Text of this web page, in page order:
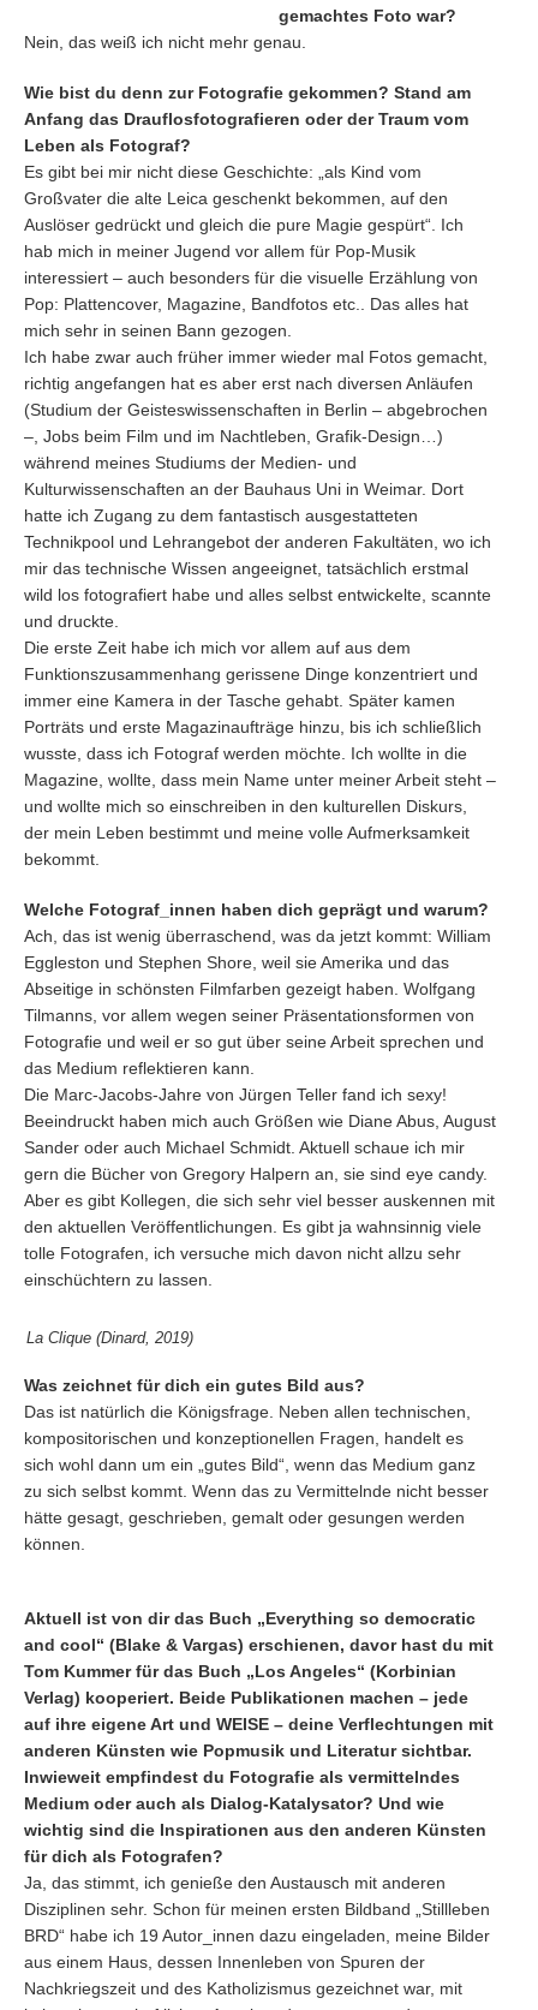
gemachtes Foto war?
Nein, das weiß ich nicht mehr genau.
Wie bist du denn zur Fotografie gekommen? Stand am
Anfang das Drauflosfotografieren oder der Traum vom
Leben als Fotograf?
Es gibt bei mir nicht diese Geschichte: „als Kind vom
Großvater die alte Leica geschenkt bekommen, auf den
Auslöser gedrückt und gleich die pure Magie gespürt“. Ich
hab mich in meiner Jugend vor allem für Pop-Musik
interessiert – auch besonders für die visuelle Erzählung von
Pop: Plattencover, Magazine, Bandfotos etc.. Das alles hat
mich sehr in seinen Bann gezogen.
Ich habe zwar auch früher immer wieder mal Fotos gemacht,
richtig angefangen hat es aber erst nach diversen Anläufen
(Studium der Geisteswissenschaften in Berlin – abgebrochen
–, Jobs beim Film und im Nachtleben, Grafik-Design…)
während meines Studiums der Medien- und
Kulturwissenschaften an der Bauhaus Uni in Weimar. Dort
hatte ich Zugang zu dem fantastisch ausgestatteten
Technikpool und Lehrangebot der anderen Fakultäten, wo ich
mir das technische Wissen angeeignet, tatsächlich erstmal
wild los fotografiert habe und alles selbst entwickelte, scannte
und druckte.
Die erste Zeit habe ich mich vor allem auf aus dem
Funktionszusammenhang gerissene Dinge konzentriert und
immer eine Kamera in der Tasche gehabt. Später kamen
Porträts und erste Magazinaufträge hinzu, bis ich schließlich
wusste, dass ich Fotograf werden möchte. Ich wollte in die
Magazine, wollte, dass mein Name unter meiner Arbeit steht –
und wollte mich so einschreiben in den kulturellen Diskurs,
der mein Leben bestimmt und meine volle Aufmerksamkeit
bekommt.
Welche Fotograf_innen haben dich geprägt und warum?
Ach, das ist wenig überraschend, was da jetzt kommt: William
Eggleston und Stephen Shore, weil sie Amerika und das
Abseitige in schönsten Filmfarben gezeigt haben. Wolfgang
Tilmanns, vor allem wegen seiner Präsentationsformen von
Fotografie und weil er so gut über seine Arbeit sprechen und
das Medium reflektieren kann.
Die Marc-Jacobs-Jahre von Jürgen Teller fand ich sexy!
Beeindruckt haben mich auch Größen wie Diane Abus, August
Sander oder auch Michael Schmidt. Aktuell schaue ich mir
gern die Bücher von Gregory Halpern an, sie sind eye candy.
Aber es gibt Kollegen, die sich sehr viel besser auskennen mit
den aktuellen Veröffentlichungen. Es gibt ja wahnsinnig viele
tolle Fotografen, ich versuche mich davon nicht allzu sehr
einschüchtern zu lassen.
La Clique (Dinard, 2019)
Was zeichnet für dich ein gutes Bild aus?
Das ist natürlich die Königsfrage. Neben allen technischen,
kompositorischen und konzeptionellen Fragen, handelt es
sich wohl dann um ein „gutes Bild“, wenn das Medium ganz
zu sich selbst kommt. Wenn das zu Vermittelnde nicht besser
hätte gesagt, geschrieben, gemalt oder gesungen werden
können.
Aktuell ist von dir das Buch „Everything so democratic
and cool“ (Blake & Vargas) erschienen, davor hast du mit
Tom Kummer für das Buch „Los Angeles“ (Korbinian
Verlag) kooperiert. Beide Publikationen machen – jede
auf ihre eigene Art und WEISE – deine Verflechtungen mit
anderen Künsten wie Popmusik und Literatur sichtbar.
Inwieweit empfindest du Fotografie als vermittelndes
Medium oder auch als Dialog-Katalysator? Und wie
wichtig sind die Inspirationen aus den anderen Künsten
für dich als Fotografen?
Ja, das stimmt, ich genieße den Austausch mit anderen
Disziplinen sehr. Schon für meinen ersten Bildband „Stillleben
BRD“ habe ich 19 Autor_innen dazu eingeladen, meine Bilder
aus einem Haus, dessen Innenleben von Spuren der
Nachkriegszeit und des Katholizismus gezeichnet war, mit